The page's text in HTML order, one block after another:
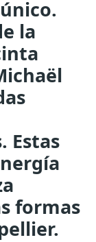
la
Estas
formas